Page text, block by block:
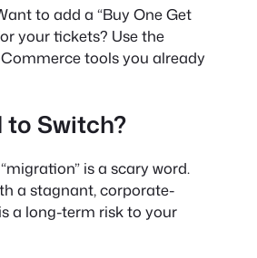
to add a “Buy One Get
your tickets? Use the
tools you already
to Switch?
is a scary word.
a stagnant, corporate-
a long-term risk to your